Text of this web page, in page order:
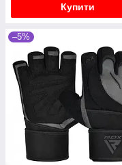
Купити
–5%